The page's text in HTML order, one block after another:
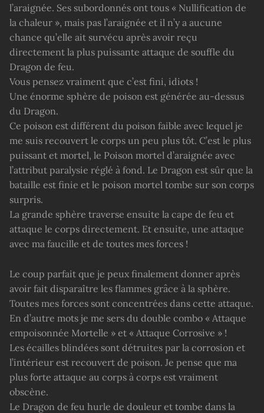
l’araignée. Ses subordonnés ont tous « Nullification de
la chaleur », mais pas l’araignée et il n’y a aucune
chance qu’elle ait survécu après avoir reçu
directement la plus puissante attaque de souffle du
Dragon de feu.
Vous pensez vraiment que c’est fini, idiots !
Une énorme sphère de poison est générée au-dessus
du Dragon.
Ce poison est différent du poison faible avec lequel je
me suis recouvert le corps un peu plus tôt. C’est le plus
puissant et mortel, le Poison mortel d’araignée avec
l’attribut paralysie réglé à fond. Le Dragon est sûr que la
bataille est finie et le poison mortel tombe sur son corps
surpris.
La grande sphère traverse ensuite la cape de feu et
attaque le corps directement. Et ensuite, une attaque
avec ma faucille et de toutes mes forces !
Le coup parfait que je peux finalement donner après
avoir fait disparaître les flammes grâce à la sphère.
Toutes mes forces sont concentrées dans cette attaque.
En d’autre mots je me sers du double combo « Attaque
empoisonnée Mortelle » et « Attaque Corrosive » !
Les écailles blindées sont détruites par la corrosion et
l’intérieur est recouvert de poison. Je pense que ma
plus forte attaque au corps à corps est vraiment
obscène.
Le Dragon de feu hurle de douleur et tombe dans la